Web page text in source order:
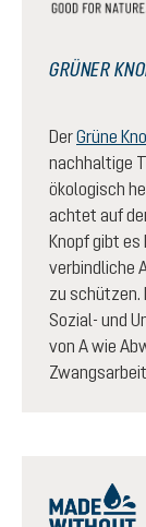
GRÜNER
DerGrüne
nachhaltige
ökologisch
achtet auf
Knopf gibt es
verbindliche
zu
Sozial- und
von A wie